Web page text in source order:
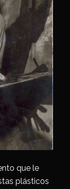
que le
plásticos